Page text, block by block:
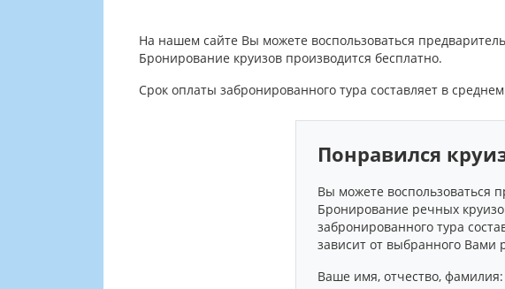
На нашем сайте Вы можете воспользоваться
Бронирование круизов производится бесплатно.
Срок оплаты забронированного тура составляет в
Понравился
Вы можете воспользоваться
Бронирование речных
забронированного тура
зависит от выбранного Вами
Ваше имя, отчество,